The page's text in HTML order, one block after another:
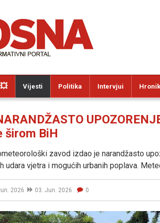
Vijesti Politika Intervjui
širom BiH
zavod izdao je narandžasto
udara vjetra i mogućih urbanih poplava.
2026 03. Jun. 2026 0